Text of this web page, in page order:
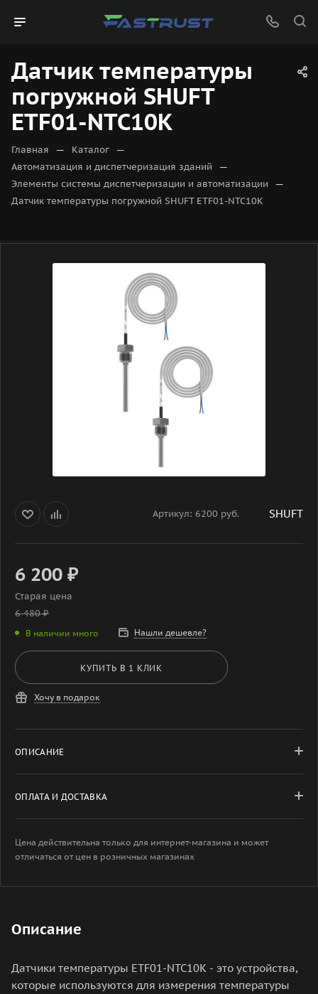
Датчик температуры
погружной SHUFT
ETF01-NTC10K
Главная — Каталог —
Автоматизация и диспетчеризация зданий —
Элементы системы диспетчеризации и автоматизации —
Датчик температуры погружной SHUFT ETF01-NTC10K
Артикул: 6200 руб. SHUFT
6 200 ₽
Старая цена
6 480₽
В наличии много Нашли дешевле?
КУПИТЬ В 1 КЛИК
Хочу в подарок
ОПИСАНИЕ
ОПЛАТА И ДОСТАВКА
Цена действительна только для интернет-магазина и может
отличаться от цен в розничных магазинах
Описание
Датчики температуры ETF01-NTC10K - это устройства,
которые используются для измерения температуры